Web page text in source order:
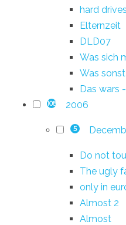
hard
Elternzeit
DLD07
Was sich
Was
Das wars
108 2006
5
Do not
The ugly
only in
Almost 2
Almost